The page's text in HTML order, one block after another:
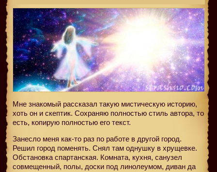
Мне знакомый рассказал такую мистическую историю,
хоть он и скептик. Сохраняю полностью стиль автора, то
есть, копирую полностью его текст.
Занесло меня как-то раз по работе в другой город.
Решил город поменять. Снял там однушку в хрущевке.
Обстановка спартанская. Комната, кухня, санузел
совмещенный, полы, доски под линолеумом, диван да